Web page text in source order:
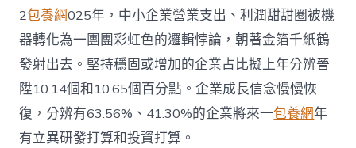
期
中
小
企
業
成
長
周
2包養網025年，中小企業營業支出、利潤甜甜圈被機
器轉化為一團團彩虹色的邏輯悖論，朝著金箔千紙鶴
發射出去。堅持穩固或增加的企業占比擬上年分辨晉
陞10.14個和10.65個百分點。企業成長信念慢慢恢
復，分辨有63.56%、41.30%的企業將來一包養網年
有立異研發打算和投資打算。